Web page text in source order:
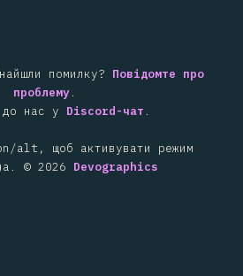
помилку? Повідомте про
проблему.
до нас у Discord-чат.
alt, щоб активувати режим
© 2026 Devographics